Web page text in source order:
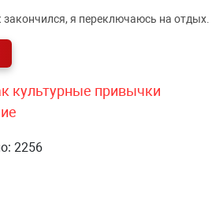
я переключаюсь на отдых.
культурные привычки
2256